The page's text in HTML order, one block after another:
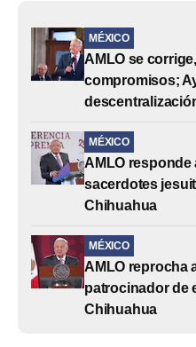
MÉXICO
AMLO se
compromisos;
MÉXICO
AMLO
sacerdotes
Chihuahua
MÉXICO
AMLO reprocha
patrocinador de
Chihuahua